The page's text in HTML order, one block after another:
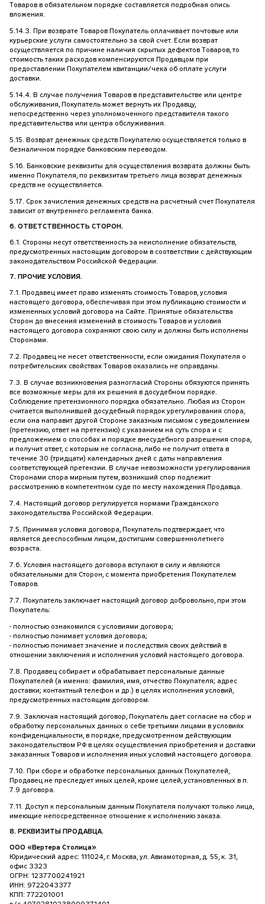
Товаров в обязательном порядке составляется подробная опись
вложения.
5.14.3. При возврате Товаров Покупатель оплачивает почтовые или
курьерские услуги самостоятельно за свой счет. Если возврат
осуществляется по причине наличия скрытых дефектов Товаров, то
стоимость таких расходов компенсируются Продавцом при
предоставлении Покупателем квитанции/чека об оплате услуги
доставки.
5.14.4. В случае получения Товаров в представительстве или центре
обслуживания, Покупатель может вернуть их Продавцу,
непосредственно через уполномоченного представителя такого
представительства или центра обслуживания.
5.15. Возврат денежных средств Покупателю осуществляется только в
безналичном порядке банковским переводом.
5.16. Банковские реквизиты для осуществления возврата должны быть
именно Покупателя, по реквизитам третьего лица возврат денежных
средств не осуществляется.
5.17. Срок зачисления денежных средств на расчетный счет Покупателя
зависит от внутреннего регламента банка.
6. ОТВЕТСТВЕННОСТЬ СТОРОН.
6.1. Стороны несут ответственность за неисполнение обязательств,
предусмотренных настоящим договором в соответствии с действующим
законодательством Российской Федерации.
7. ПРОЧИЕ УСЛОВИЯ.
7.1. Продавец имеет право изменять стоимость Товаров, условия
настоящего договора, обеспечивая при этом публикацию стоимости и
измененных условий договора на Сайте. Принятые обязательства
Сторон до внесения изменений в стоимость Товаров и условия
настоящего договора сохраняют свою силу и должны быть исполнены
Сторонами.
7.2. Продавец не несет ответственности, если ожидания Покупателя о
потребительских свойствах Товаров оказались не оправданы.
7.3. В случае возникновения разногласий Стороны обязуются принять
все возможные меры для их решения в досудебном порядке.
Соблюдение претензионного порядка обязательно. Любая из Сторон
считается выполнившей досудебный порядок урегулирования спора,
если она направит другой Стороне заказным письмом с уведомлением
(претензию, ответ на претензию) с указанием на суть спора и с
предложением о способах и порядке внесудебного разрешения спора,
и получит ответ, с которым не согласна, либо не получит ответа в
течение 30 (тридцати) календарных дней с даты направления
соответствующей претензии. В случае невозможности урегулирования
Сторонами спора мирным путем, возникший спор подлежит
рассмотрению в компетентном суде по месту нахождения Продавца.
7.4. Настоящий договор регулируется нормами Гражданского
законодательства Российской Федерации.
7.5. Принимая условия договора, Покупатель подтверждает, что
является дееспособным лицом, достигшим совершеннолетнего
возраста.
7.6. Условия настоящего договора вступают в силу и являются
обязательными для Сторон, с момента приобретения Покупателем
Товаров.
7.7. Покупатель заключает настоящий договор добровольно, при этом
Покупатель:
- полностью ознакомился с условиями договора;
- полностью понимает условия договора;
- полностью понимает значение и последствия своих действий в
отношении заключения и исполнения условий настоящего договора.
7.8. Продавец собирает и обрабатывает персональные данные
Покупателей (а именно: фамилия, имя, отчество Покупателя; адрес
доставки; контактный телефон и др.) в целях исполнения условий,
предусмотренных настоящим договором.
7.9. Заключая настоящий договор, Покупатель дает согласие на сбор и
обработку персональных данных о себе третьими лицами в условиях
конфиденциальности, в порядке, предусмотренном действующим
законодательством РФ в целях осуществления приобретения и доставки
заказанных Товаров и исполнения иных условий настоящего договора.
7.10. При сборе и обработке персональных данных Покупателей,
Продавец не преследует иных целей, кроме целей, установленных в п.
7.9 договора.
7.11. Доступ к персональным данным Покупателя получают только лица,
имеющие непосредственное отношение к исполнению заказа.
8. РЕКВИЗИТЫ ПРОДАВЦА.
ООО «Вертера Столица»
Юридический адрес: 111024, г. Москва, ул. Авиамоторная, д. 55, к. 31,
офис 3323
ОГРН: 1237700241921
ИНН: 9722043377
КПП: 772201001